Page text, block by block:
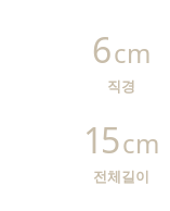
직경
6cm
전체길이
15cm